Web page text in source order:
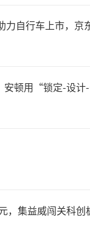
自行车上市，京
安顿用“锁定-设
，集益威闯关科